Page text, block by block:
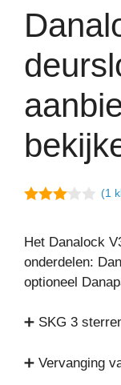
(1
Het Danalock
onderdelen:
optioneel
➕ SKG 3
➕ Vervanging